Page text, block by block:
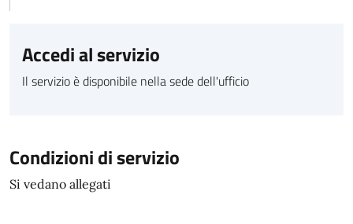
Accedi al servizio
Il servizio è disponibile nella sede dell'ufficio
Condizioni di servizio
Si vedano allegati